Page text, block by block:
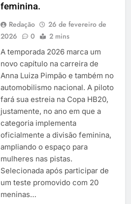
feminina.
Redação
26 de fevereiro de
2026
0 2 mins
A temporada 2026 marca um
novo capítulo na carreira de
Anna Luiza Pimpão e também no
automobilismo nacional. A piloto
fará sua estreia na Copa HB20,
justamente, no ano em que a
categoria implementa
oficialmente a divisão feminina,
ampliando o espaço para
mulheres nas pistas.
Selecionada após participar de
um teste promovido com 20
meninas…